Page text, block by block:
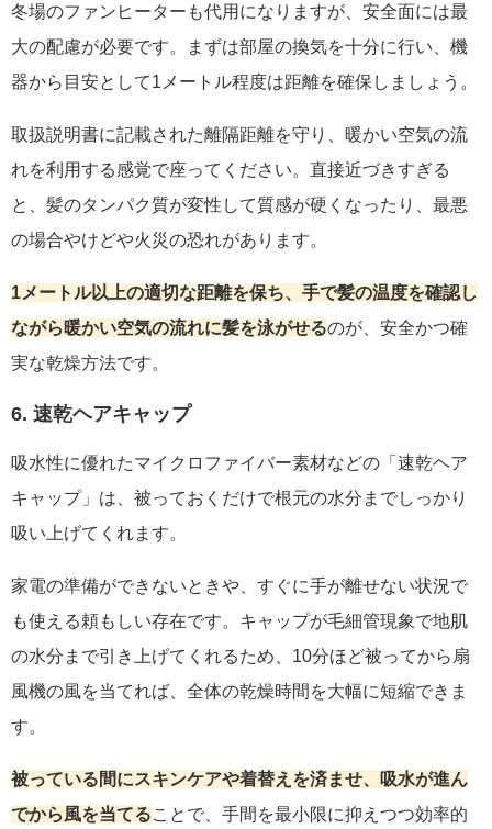
冬場のファンヒーターも代用になりますが、安全面には最
大の配慮が必要です。まずは部屋の換気を十分に行い、機
器から目安として1メートル程度は距離を確保しましょう。
取扱説明書に記載された離隔距離を守り、暖かい空気の流
れを利用する感覚で座ってください。直接近づきすぎる
と、髪のタンパク質が変性して質感が硬くなったり、最悪
の場合やけどや火災の恐れがあります。
1メートル以上の適切な距離を保ち、手で髪の温度を確認し
ながら暖かい空気の流れに髪を泳がせるのが、安全かつ確
実な乾燥方法です。
6. 速乾ヘアキャップ
吸水性に優れたマイクロファイバー素材などの「速乾ヘア
キャップ」は、被っておくだけで根元の水分までしっかり
吸い上げてくれます。
家電の準備ができないときや、すぐに手が離せない状況で
も使える頼もしい存在です。キャップが毛細管現象で地肌
の水分まで引き上げてくれるため、10分ほど被ってから扇
風機の風を当てれば、全体の乾燥時間を大幅に短縮できま
す。
被っている間にスキンケアや着替えを済ませ、吸水が進ん
でから風を当てることで、手間を最小限に抑えつつ効率的